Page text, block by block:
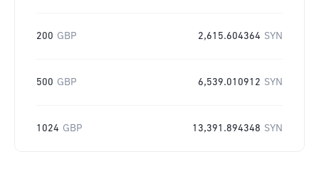
200 GBP 2,615.604364 SYN
500 GBP 6,539.010912 SYN
1024 GBP 13,391.894348 SYN